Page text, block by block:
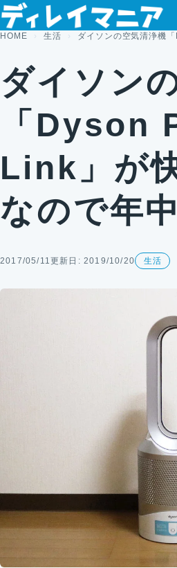
コンテンツへスキップ
HOME 生活 ダイソンの空気清浄機
ダイソン
「Dyson
Link」が
なので年
2017/05/11 更新日: 2019/10/20 生活